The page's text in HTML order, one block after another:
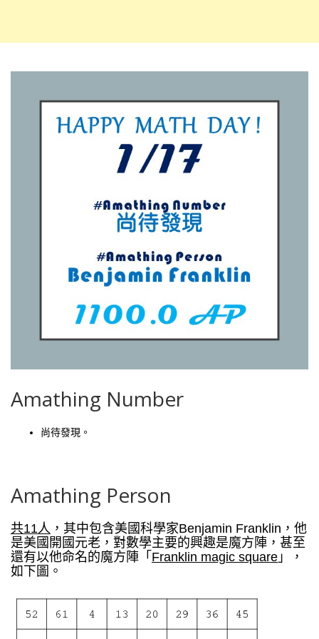
Amathing Number
尚待發現。
Amathing Person
共11人 ，其中包含美國科學家Benjamin Franklin，他
是美國開國元老，對數學主要的興趣是魔方陣，甚至
還有以他命名的魔方陣「 Franklin magic square 」，
如下圖。